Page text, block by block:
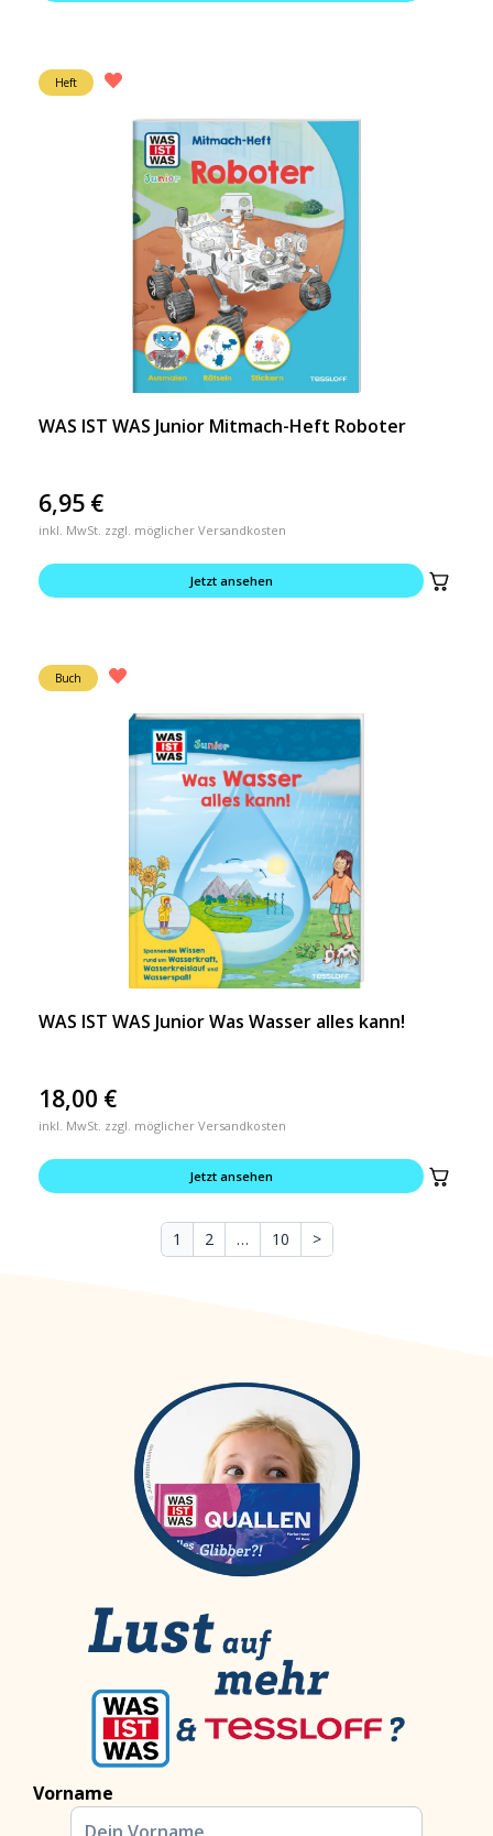
Heft
WAS IST WAS Junior Mitmach-Heft Roboter
6,95 €
inkl. MwSt. zzgl. möglicher Versandkosten
Jetzt ansehen
Buch
WAS IST WAS Junior Was Wasser alles kann!
18,00 €
inkl. MwSt. zzgl. möglicher Versandkosten
Jetzt ansehen
1 2 … 10 >
Vorname